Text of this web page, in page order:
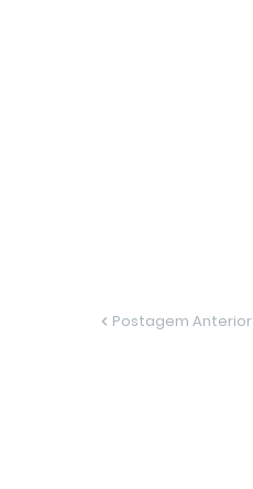
Postagem Anterior